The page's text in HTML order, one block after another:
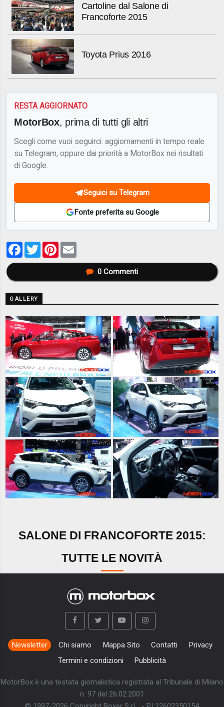
Cartoline dal Salone di
Francoforte 2015
Toyota Prius 2016
RESTA AGGIORNATO
MotorBox, prima di tutti gli altri
Scegli come vuoi seguirci: aggiornamenti in tempo reale
su Telegram, oppure dai priorità a MotorBox nei risultati
di Google.
Seguici su Telegram
Fonte preferita su Google
Facebook
TwitterPinterest
0Commenti
GALLERY
SALONE DI FRANCOFORTE 2015:
TUTTE LE NOVITÀ
Newsletter Chi siamo Mappa Sito Contatti
Privacy
Termini e condizioni
Pubblicità
MotorBox è una testata giornalistica registrata al Tribunale di Milano
n. 97 del 26.02.2001